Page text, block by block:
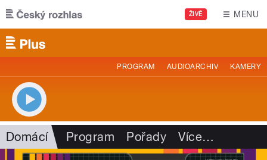
Přejít k hlavnímu obsahu
ŽIVĚ MENU
PROGRAM AUDIOARCHIV KAMERY
Domácí Program Pořady Více…